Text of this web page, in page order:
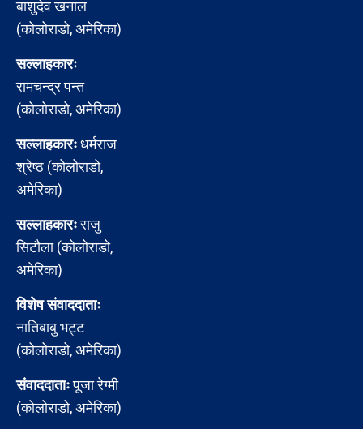
बाशुदेव खनाल
(कोलोराडो, अमेरिका)
सल्लाहकारः
रामचन्द्र पन्त
(कोलोराडो, अमेरिका)
सल्लाहकारःधर्मराज
श्रेष्ठ (कोलोराडो,
अमेरिका)
सल्लाहकारःराजु
सिटौला (कोलोराडो,
अमेरिका)
विशेष संवाददाताः
नातिबाबु भट्ट
(कोलोराडो, अमेरिका)
संवाददाताःपूजा रेग्मी
(कोलोराडो, अमेरिका)